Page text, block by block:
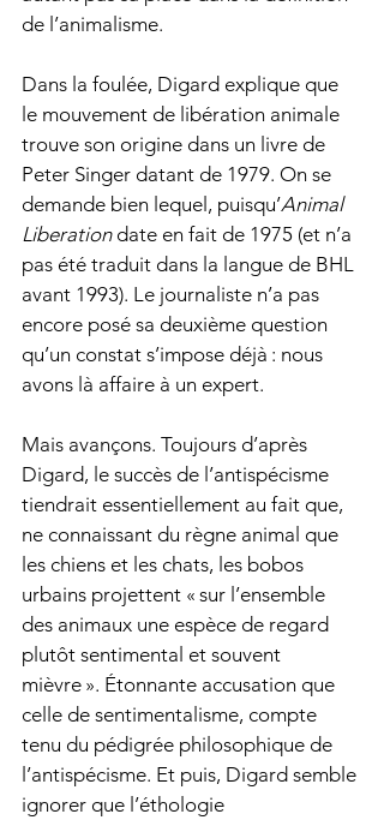
de l’animalisme.
Dans la foulée, Digard explique que
le mouvement de libération animale
trouve son origine dans un livre de
Peter Singer datant de 1979. On se
demande bien lequel, puisqu’Animal
Liberation date en fait de 1975 (et n’a
pas été traduit dans la langue de BHL
avant 1993). Le journaliste n’a pas
encore posé sa deuxième question
qu’un constat s’impose déjà : nous
avons là affaire à un expert.
Mais avançons. Toujours d’après
Digard, le succès de l’antispécisme
tiendrait essentiellement au fait que,
ne connaissant du règne animal que
les chiens et les chats, les bobos
urbains projettent « sur l’ensemble
des animaux une espèce de regard
plutôt sentimental et souvent
mièvre ». Étonnante accusation que
celle de sentimentalisme, compte
tenu du pédigrée philosophique de
l’antispécisme. Et puis, Digard semble
ignorer que l’éthologie